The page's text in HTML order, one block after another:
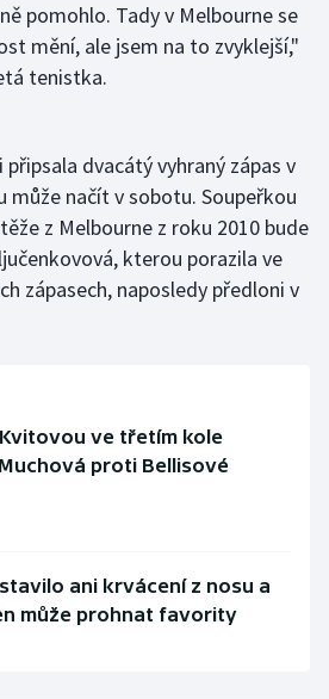
pomohlo. Tady v Melbourne se
mění, ale jsem na to zvyklejší,"
tenistka.
připsala dvacátý vyhraný zápas v
načít v sobotu. Soupeřkou
z Melbourne z roku 2010 bude
kterou porazila ve
zápasech, naposledy předloni v
ve třetím kole
proti Bellisové
ani krvácení z nosu a
může prohnat favority